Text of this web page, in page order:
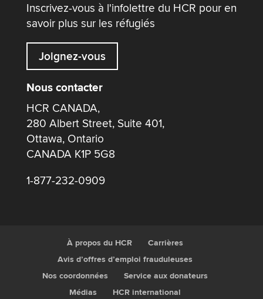
Inscrivez-vous à l'infolettre du HCR pour en
savoir plus sur les réfugiés
Joignez-vous
Nous contacter
HCR CANADA,
280 Albert Street, Suite 401,
Ottawa, Ontario
CANADA K1P 5G8
1-877-232-0909
À propos du HCR
Carrières
Avis d’offres d’emploi frauduleuses
Nos coordonnées
Service aux donateurs
Médias
HCR international